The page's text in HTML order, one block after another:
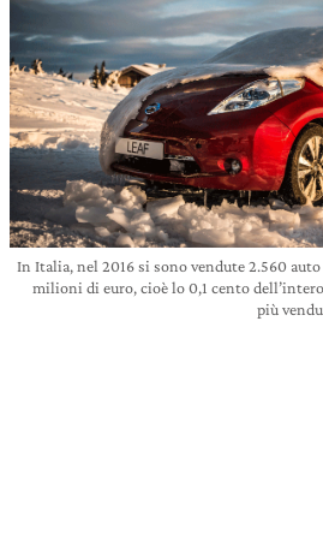
In Italia, nel 2016 si sono vendute 2.560
milioni di euro, cioè lo 0,1 cento
più